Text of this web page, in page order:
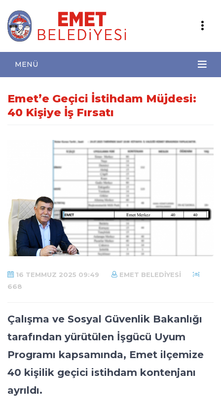
MENÜ
Emet’e Geçici İstihdam Müjdesi:
40 Kişiye İş Fırsatı
16 TEMMUZ 2025 09:49
EMET BELEDIYESI
668
Çalışma ve Sosyal Güvenlik Bakanlığı
tarafından yürütülen İşgücü Uyum
Programı kapsamında, Emet ilçemize
40 kişilik geçici istihdam kontenjanı
ayrıldı.